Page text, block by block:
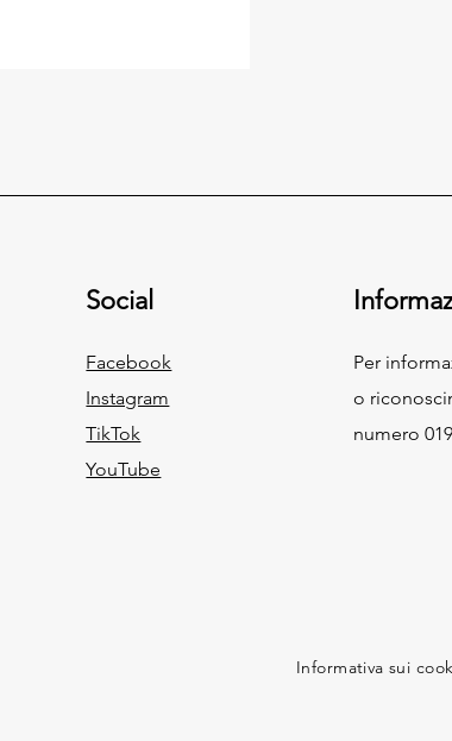
Social
Facebook
Instagram
TikTok
YouTube
Per
o
numero
Informativa sui